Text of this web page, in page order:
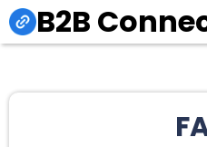
B2B